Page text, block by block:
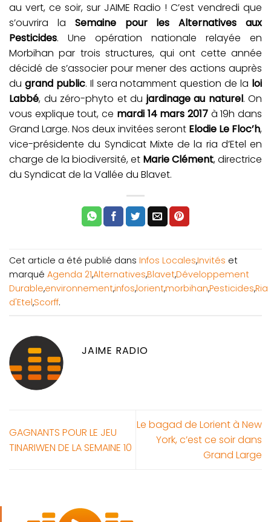
au vert, ce soir, sur JAIME Radio ! C’est vendredi que
s’ouvrira la Semaine pour les Alternatives aux
Pesticides. Une opération nationale relayée en
Morbihan par trois structures, qui ont cette année
décidé de s’associer pour mener des actions auprès
du grand public. Il sera notamment question de la loi
Labbé, du zéro-phyto et du jardinage au naturel. On
vous explique tout, ce mardi 14 mars 2017à 19h dans
Grand Large. Nos deux invitées serontElodie Le Floc’h,
vice-présidente du Syndicat Mixte de la ria d’Etel en
charge de la biodiversité, et Marie Clément, directrice
du Syndicat de la Vallée du Blavet.
Cet article a été publié dans Infos Locales,Invités et
marqué Agenda 21,Alternatives,Blavet,Développement
Durable,environnement,infos,lorient,morbihan,Pesticides,Ria
d'Etel,Scorff.
JAIME RADIO
GAGNANTS POUR LE JEU
TINARIWEN DE LA SEMAINE 10
Le bagad de Lorient à New
York, c’est ce soir dans
Grand Large